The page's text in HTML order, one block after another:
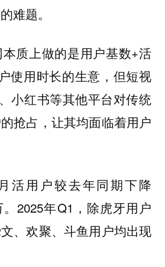
难题。
质上做的是用户基数+活
使用时长的生意，但短视
小红书等其他平台对传统
抢占，让其均面临着用户
活用户较去年同期下降
。2025年Q1，除虎牙用户
、欢聚、斗鱼用户均出现